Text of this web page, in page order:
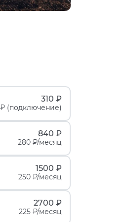
310 ₽
(подключение)
840 ₽
280 ₽/месяц
1500 ₽
250 ₽/месяц
2700 ₽
225 ₽/месяц